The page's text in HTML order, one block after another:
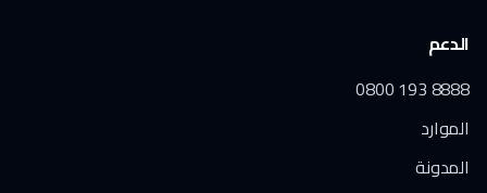
الدعم
0800 193 8888
الموارد
المدونة